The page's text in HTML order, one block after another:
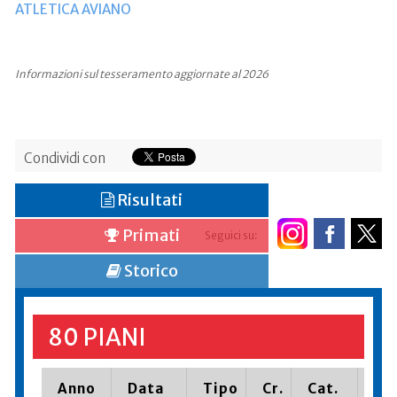
ATLETICA AVIANO
Informazioni sul tesseramento aggiornate al 2026
Condividi con
Seguici su:
Risultati
Primati
Storico
80 PIANI
Anno Data Tipo Cr. Cat.